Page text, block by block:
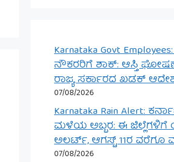
Karnataka Govt
ನೌಕರರಿಗೆ ಶಾಕ್: ಆಸ್ತಿ
ರಾಜ್ಯ ಸರ್ಕಾರದ ಖಡಕ್
07/08/2026
Karnataka Rain Alert:
ಮಳೆಯ ಅಬ್ಬರ: ಈ
ಅಲರ್ಟ್, ಆಗಸ್ಟ್ 11ರ ವರೆಗೂ
07/08/2026